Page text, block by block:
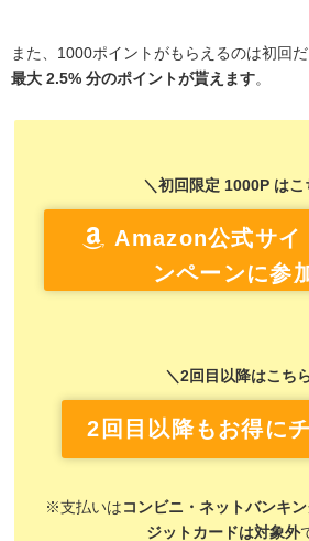
また、1000ポイントがもらえるのは初回だ
最大 2.5% 分のポイントが貰えます。
＼初回限定 1000P はこ
Amazon公式サイ
ンペーンに参
＼2回目以降はこち
2回目以降もお得に
※支払いは コンビニ・ネットバンキ
ジットカードは対象外